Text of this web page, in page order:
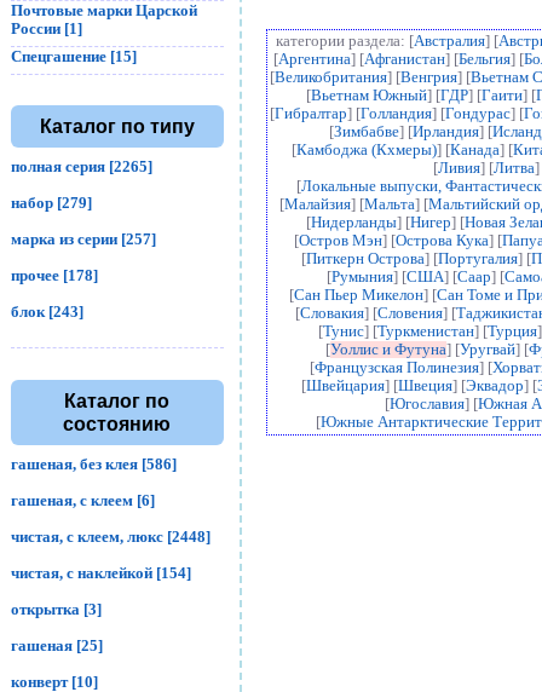
Почтовые марки Царской
России [1]
Спецгашение [15]
Каталог по типу
полная серия [2265]
набор [279]
марка из серии [257]
прочее [178]
блок [243]
Каталог по
состоянию
гашеная, без клея [586]
гашеная, с клеем [6]
чистая, с клеем, люкс [2448]
чистая, с наклейкой [154]
открытка [3]
гашеная [25]
конверт [10]
категории раздела: [Австралия] [
[Аргентина] [Афганистан] [Бельгия] [
[Великобритания] [Венгрия] [Вьетнам
[Вьетнам Южный] [ГДР] [Гаити] [
[Гибралтар] [Голландия] [Гондурас] [
[Зимбабве] [Ирландия] [
[Камбоджа (Кхмеры)] [Канада] [
[Ливия] [Литва]
[Локальные выпуски,
[Малайзия] [Мальта] [Мальтийский
[Нидерланды] [Нигер] [Новая
[Остров Мэн] [Острова Кука] [
[Питкерн Острова] [Португалия] [
[Румыния] [США] [Саар] [
[Сан Пьер Микелон] [Сан Томе и
[Словакия] [Словения] [
[Тунис] [Туркменистан] [Турция
[Уоллис и Футуна] [Уругвай] [
[Французская Полинезия] [
[Швейцария] [Швеция] [Эквадор] [
[Югославия] [Южная
[Южные Антарктические